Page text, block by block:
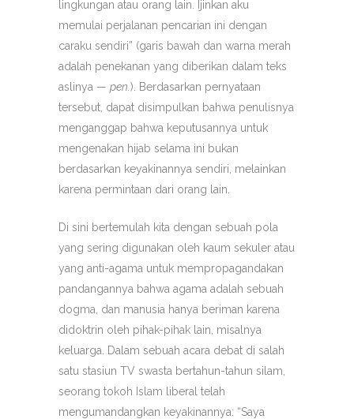
lingkungan atau orang lain. Ijinkan aku
memulai perjalanan pencarian ini dengan
caraku sendiri” (garis bawah dan warna merah
adalah penekanan yang diberikan dalam teks
aslinya — pen.). Berdasarkan pernyataan
tersebut, dapat disimpulkan bahwa penulisnya
menganggap bahwa keputusannya untuk
mengenakan hijab selama ini bukan
berdasarkan keyakinannya sendiri, melainkan
karena permintaan dari orang lain.
Di sini bertemulah kita dengan sebuah pola
yang sering digunakan oleh kaum sekuler atau
yang anti-agama untuk mempropagandakan
pandangannya bahwa agama adalah sebuah
dogma, dan manusia hanya beriman karena
didoktrin oleh pihak-pihak lain, misalnya
keluarga. Dalam sebuah acara debat di salah
satu stasiun TV swasta bertahun-tahun silam,
seorang tokoh Islam liberal telah
mengumandangkan keyakinannya: “Saya